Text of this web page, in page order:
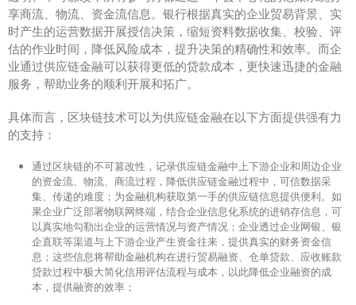
享商流、物流、资金流信息。银行根据真实的企业贸易背景、实
时产生的运营数据开展授信决策，缩短资料数据收集、校验、评
估的作业时间，降低风险成本，提升决策的精确性和效率。而企
业通过供应链金融可以获得更低的贷款成本，更快速迅捷的金融
服务，帮助业务的顺利开展和拓广。
具体而言，区块链技术可以为供应链金融在以下方面提供强有力
的支持：
通过区块链的不可篡改性，记录供应链金融中上下游企业和周边企业
的资金流、物流、商流过程，降低供应链金融过程中，可信数据采
集、传递的难度；为金融机构获取第一手的供应链信息提供便利。如
果企业广泛部署物联网终端，结合企业信息化系统的进销存信息，可
以真实地勾勒出企业的运营情况与资产情况；企业透过企业网银、银
企直联等渠道与上下游企业产生资金往来，提供真实的财务资金信
息；这些信息将帮助金融机构在进行贸易融资、仓单贷款、应收账款
贷款过程中极大简化信用评估流程与成本，以此降低企业融资的成
本，提供融资的效率；